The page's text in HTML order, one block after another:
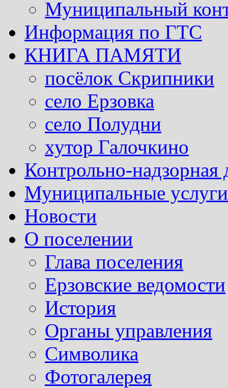
Муниципальный
Информация по ГТС
КНИГА ПАМЯТИ
посёлок Скрипники
село Ерзовка
село Полудни
хутор Галочкино
Контрольно-надзорная
Муниципальные
Новости
О поселении
Глава поселения
Ерзовские ведомости
История
Органы управления
Символика
Фотогалерея